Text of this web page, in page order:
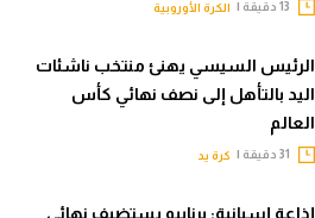
الكرة الأوروبية
الرئيس السيسي يهنئ منتخب ناشئات
اليد بالتأهل إلى نصف نهائي كأس
العالم
كرة يد
إذاعة إسبانية: برنابيو يستضيف نهائي